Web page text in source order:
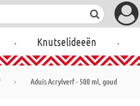
. Knutselideeën .
Aduis Acrylverf - 500 ml, goud